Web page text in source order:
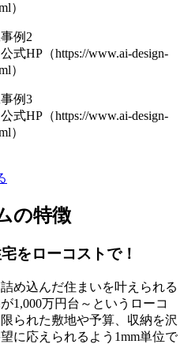
）
式HP（https://www.ai-design-
）
式HP（https://www.ai-design-
）
の特徴
をローコストで！
め込んだ住まいを叶えられる
1,000万円台～というローコ
られた敷地や予算、収納を沢
に応えられるよう1mm単位で